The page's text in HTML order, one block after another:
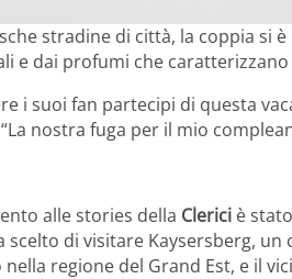
stradine di città, la coppia si
e dai profumi che
i suoi fan partecipi di questa
nostra fuga per il mio
alle stories della Clerici è
scelto di visitare Kaysersberg,
regione del Grand Est, e il